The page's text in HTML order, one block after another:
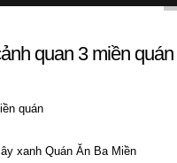
quan 3 miền quán
quán
xanh Quán Ăn Ba Miền